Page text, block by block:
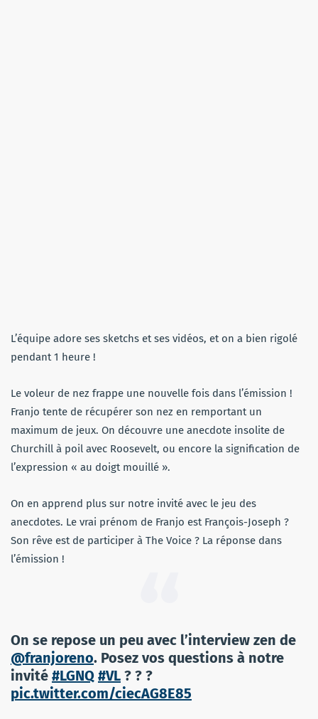
L’équipe adore ses sketchs et ses vidéos, et on a bien rigolé
pendant 1 heure !
Le voleur de nez frappe une nouvelle fois dans l’émission !
Franjo tente de récupérer son nez en remportant un
maximum de jeux. On découvre une anecdote insolite de
Churchill à poil avec Roosevelt, ou encore la signification de
l’expression « au doigt mouillé ».
On en apprend plus sur notre invité avec le jeu des
anecdotes. Le vrai prénom de Franjo est François-Joseph ?
Son rêve est de participer à The Voice ? La réponse dans
l’émission !
On se repose un peu avec l’interview zen de
@franjoreno. Posez vos questions à notre
invité #LGNQ #VL ? ? ?
pic.twitter.com/ciecAG8E85